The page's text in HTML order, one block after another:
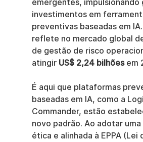
emergentes, impulsionando
investimentos em
preventivas baseadas em
reflete no mercado global
de gestão de risco
atingir US$ 2,24 bilhões em
É aqui que plataformas
baseadas em IA, como a
Commander, estão
novo padrão. Ao adotar
ética e alinhada à EPPA (Lei